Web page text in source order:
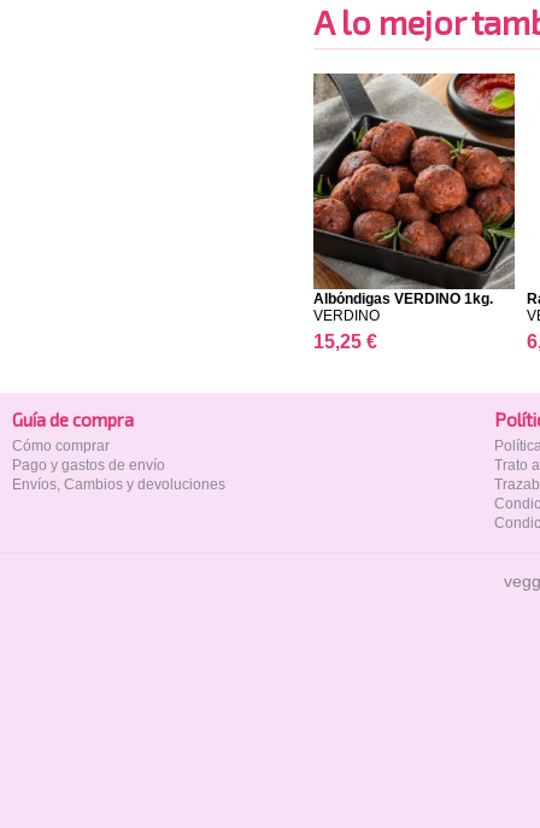
A lo mejor
Albóndigas VERDINO 1kg.
VERDINO
15,25 €
Guía de compra
Cómo comprar
Pago y gastos de envío
Envíos, Cambios y devoluciones
Trato